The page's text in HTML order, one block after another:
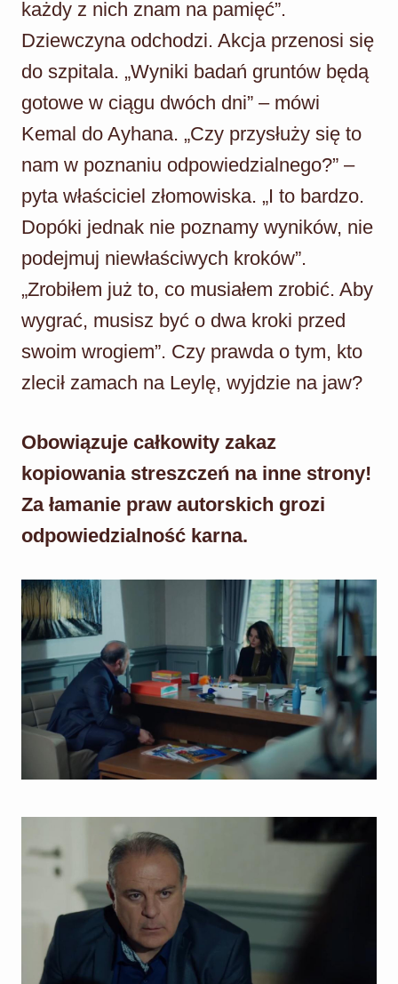
każdy z nich znam na pamięć”.
Dziewczyna odchodzi. Akcja przenosi się
do szpitala. „Wyniki badań gruntów będą
gotowe w ciągu dwóch dni” – mówi
Kemal do Ayhana. „Czy przysłuży się to
nam w poznaniu odpowiedzialnego?” –
pyta właściciel złomowiska. „I to bardzo.
Dopóki jednak nie poznamy wyników, nie
podejmuj niewłaściwych kroków”.
„Zrobiłem już to, co musiałem zrobić. Aby
wygrać, musisz być o dwa kroki przed
swoim wrogiem”. Czy prawda o tym, kto
zlecił zamach na Leylę, wyjdzie na jaw?
Obowiązuje całkowity zakaz
kopiowania streszczeń na inne strony!
Za łamanie praw autorskich grozi
odpowiedzialność karna.